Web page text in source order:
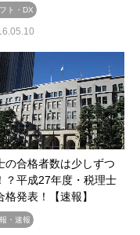
ト・DX
の合格者数は少しずつ
？平成27年度・税理士
格発表！【速報】
・速報